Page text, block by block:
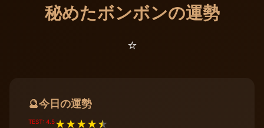
秘めたボンボンの運勢
⭐️
🔮今日の運勢
TEST: 4.5★★★★★